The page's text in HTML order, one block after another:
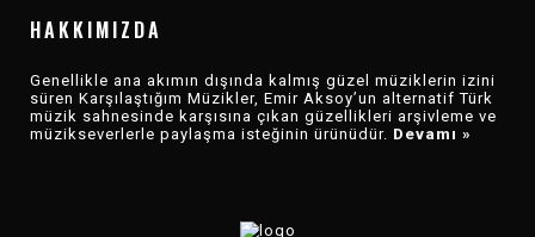
HAKKIMIZDA
Genellikle ana akımın dışında kalmış güzel müziklerin izini
süren Karşılaştığım Müzikler, Emir Aksoy’un alternatif Türk
müzik sahnesinde karşısına çıkan güzellikleri arşivleme ve
müzikseverlerle paylaşma isteğinin ürünüdür. Devamı »